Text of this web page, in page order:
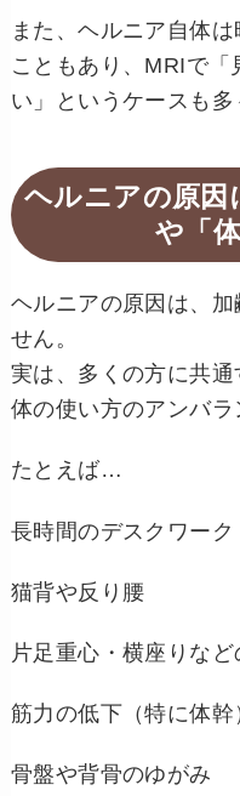
また、ヘルニア自体
こともあり、MRIで
い」というケースも多
ヘルニアの原因
や「
ヘルニアの原因は、
せん。
実は、多くの方に共
体の使い方のアンバラ
たとえば…
長時間のデスクワーク
猫背や反り腰
片足重心・横座りなど
筋力の低下（特に体幹
骨盤や背骨のゆがみ